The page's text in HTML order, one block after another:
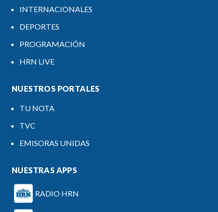
INTERNACIONALES
DEPORTES
PROGRAMACIÓN
HRN LIVE
NUESTROS PORTALES
TU NOTA
TVC
EMISORAS UNIDAS
NUESTRAS APPS
RADIO HRN